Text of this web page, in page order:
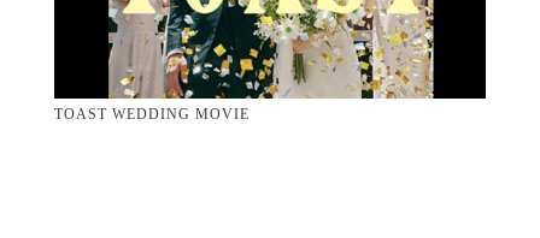
TOAST WEDDING MOVIE